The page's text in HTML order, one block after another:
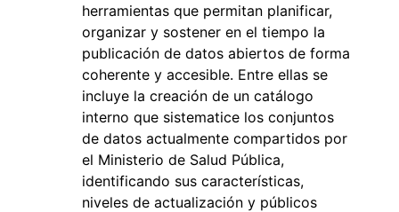
herramientas que permitan planificar,
organizar y sostener en el tiempo la
publicación de datos abiertos de forma
coherente y accesible. Entre ellas se
incluye la creación de un catálogo
interno que sistematice los conjuntos
de datos actualmente compartidos por
el Ministerio de Salud Pública,
identificando sus características,
niveles de actualización y públicos